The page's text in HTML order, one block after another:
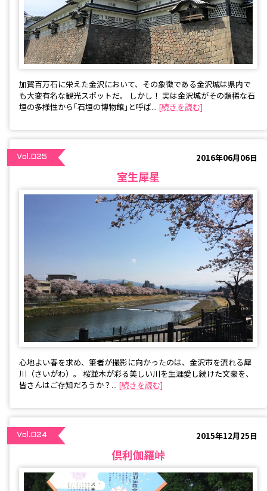
加賀百万石に栄えた金沢において、その象徴である金沢城は県内で
も大変有名な観光スポットだ。 しかし！ 実は金沢城がその類稀な石
垣の多様性から｢石垣の博物館｣と呼ば... [続きを読む]
Vol.025 2016年06月06日
室生犀星
心地よい春を求め、筆者が撮影に向かったのは、金沢市を流れる犀
川（さいがわ）。 桜並木が彩る美しい川を生涯愛し続けた文豪を、
皆さんはご存知だろうか？... [続きを読む]
Vol.024 2015年12月25日
倶利伽羅峠